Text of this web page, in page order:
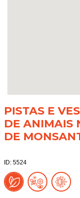
PISTAS E
DE ANIMAIS
DE
ID: 5524